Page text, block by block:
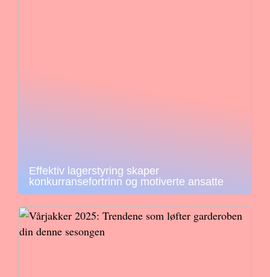
Effektiv lagerstyring skaper
konkurransefortrinn og motiverte ansatte